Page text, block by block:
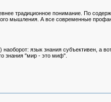
традиционное понимание. По
мышления. А все современные
язык знания субъективен, а
знания "мир - это миф".